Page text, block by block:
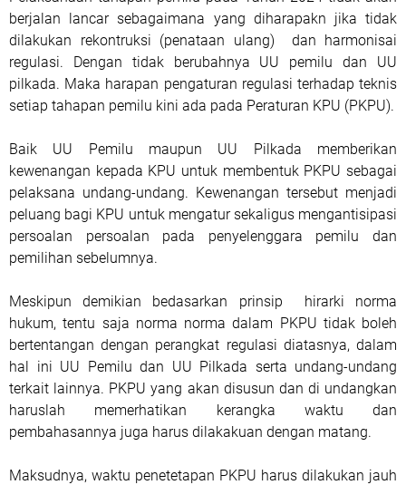
berjalan lancar sebagaimana yang diharapakn jika tidak
dilakukan rekontruksi (penataan ulang) dan harmonisai
regulasi. Dengan tidak berubahnya UU pemilu dan UU
pilkada. Maka harapan pengaturan regulasi terhadap teknis
setiap tahapan pemilu kini ada pada Peraturan KPU (PKPU).
Baik UU Pemilu maupun UU Pilkada memberikan
kewenangan kepada KPU untuk membentuk PKPU sebagai
pelaksana undang-undang. Kewenangan tersebut menjadi
peluang bagi KPU untuk mengatur sekaligus mengantisipasi
persoalan persoalan pada penyelenggara pemilu dan
pemilihan sebelumnya.
Meskipun demikian bedasarkan prinsip hirarki norma
hukum, tentu saja norma norma dalam PKPU tidak boleh
bertentangan dengan perangkat regulasi diatasnya, dalam
hal ini UU Pemilu dan UU Pilkada serta undang-undang
terkait lainnya. PKPU yang akan disusun dan di undangkan
haruslah memerhatikan kerangka waktu dan
pembahasannya juga harus dilakakuan dengan matang.
Maksudnya, waktu penetetapan PKPU harus dilakukan jauh